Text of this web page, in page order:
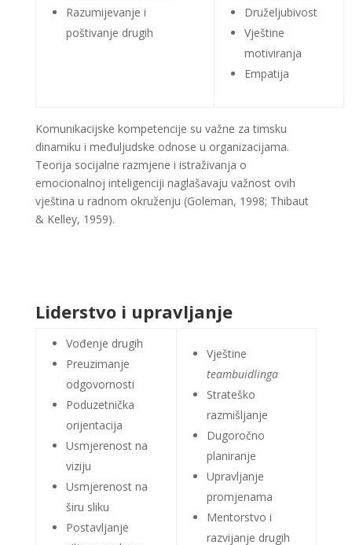
Razumijevanje i
poštivanje drugih
Druželjubivost
Vještine
motiviranja
Empatija
Komunikacijske kompetencije su važne za timsku
dinamiku i međuljudske odnose u organizacijama.
Teorija socijalne razmjene i istraživanja o
emocionalnoj inteligenciji naglašavaju važnost ovih
vještina u radnom okruženju (Goleman, 1998; Thibaut
& Kelley, 1959)​​​​.
Liderstvo i upravljanje
Vođenje drugih
Preuzimanje
odgovornosti
Poduzetnička
orijentacija
Usmjerenost na
viziju
Usmjerenost na
širu sliku
Postavljanje
Vještine
teambuidlinga
Strateško
razmišljanje
Dugoročno
planiranje
Upravljanje
promjenama
Mentorstvo i
razvijanje drugih